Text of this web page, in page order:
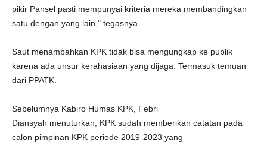
pikir Pansel pasti mempunyai kriteria mereka membandingkan
satu dengan yang lain," tegasnya.
Saut menambahkan KPK tidak bisa mengungkap ke publik
karena ada unsur kerahasiaan yang dijaga. Termasuk temuan
dari PPATK.
Sebelumnya Kabiro Humas KPK, Febri
Diansyah menuturkan, KPK sudah memberikan catatan pada
calon pimpinan KPK periode 2019-2023 yang